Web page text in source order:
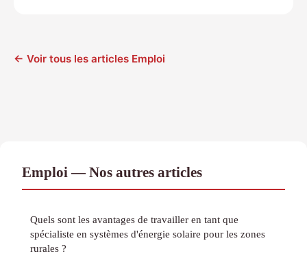
← Voir tous les articles Emploi
Emploi — Nos autres articles
Quels sont les avantages de travailler en tant que
spécialiste en systèmes d'énergie solaire pour les zones
rurales ?